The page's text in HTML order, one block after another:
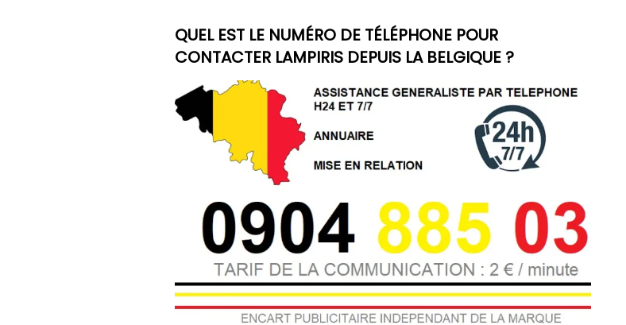
QUEL EST LE NUMÉRO DE TÉLÉPHONE POUR
CONTACTER LAMPIRIS DEPUIS LA BELGIQUE ?